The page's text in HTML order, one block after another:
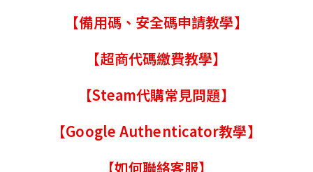
【備用碼、安全碼申請教學】
【超商代碼繳費教學】
【Steam代購常見問題】
【Google Authenticator教學】
【如何聯絡客服】